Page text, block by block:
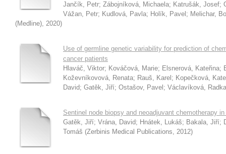
Jančík, Petr; Zábojníková, Michaela; Katrušák, Josef;
Vážan, Petr; Kudlová, Pavla; Holík, Pavel ; Melichar,
(Medline), 2020)
Use of germline genetic variability for prediction of
cancer patients
Hlaváč, Viktor; Kováčová, Marie; Elsnerová, Kateřina;
Koževníkovová, Renata; Rauš, Karel ; Kopečková,
David; Gatěk, Jiří; Ostašov, Pavel ; Václavíková, Radka
Sentinel node biopsy and neoadjuvant chemotherapy
Gatěk, Jiří; Vrána, David; Hnátek, Lukáš; Bakala, Jiří;
Tomáš (Zerbinis Medical Publications, 2012)